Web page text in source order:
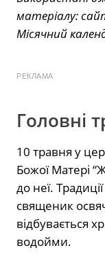
матеріалу:
Місячний
РЕКЛАМА
Головні
10 травня у
Божої Матері
до неї.
священик
відбувається
водойми.